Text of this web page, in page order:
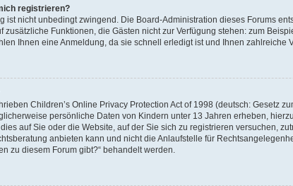
registrieren?
ist nicht unbedingt zwingend. Die Board-Administration dieses Forums
zusätzliche Funktionen, die Gästen nicht zur Verfügung stehen: zum
Ihnen eine Anmeldung, da sie schnell erledigt ist und Ihnen zahlreiche
Children’s Online Privacy Protection Act of 1998 (deutsch: Gesetz
persönliche Daten von Kindern unter 13 Jahren erheben,
auf Sie oder die Website, auf der Sie sich zu registrieren versuchen,
anbieten kann und nicht die Anlaufstelle für
zu diesem Forum gibt?“ behandelt werden.